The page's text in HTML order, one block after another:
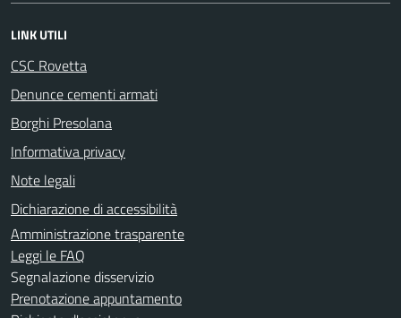
LINK UTILI
CSC Rovetta
Denunce cementi armati
Borghi Presolana
Informativa privacy
Note legali
Dichiarazione di accessibilità
Amministrazione trasparente
Leggi le FAQ
Segnalazione disservizio
Prenotazione appuntamento